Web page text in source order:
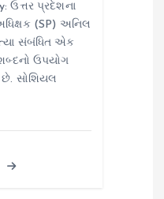
ઉત્તર પ્રદેશના
(SP) અનિલ
સંબંધિત એક
ઉપયોગ
છે. સોશિયલ